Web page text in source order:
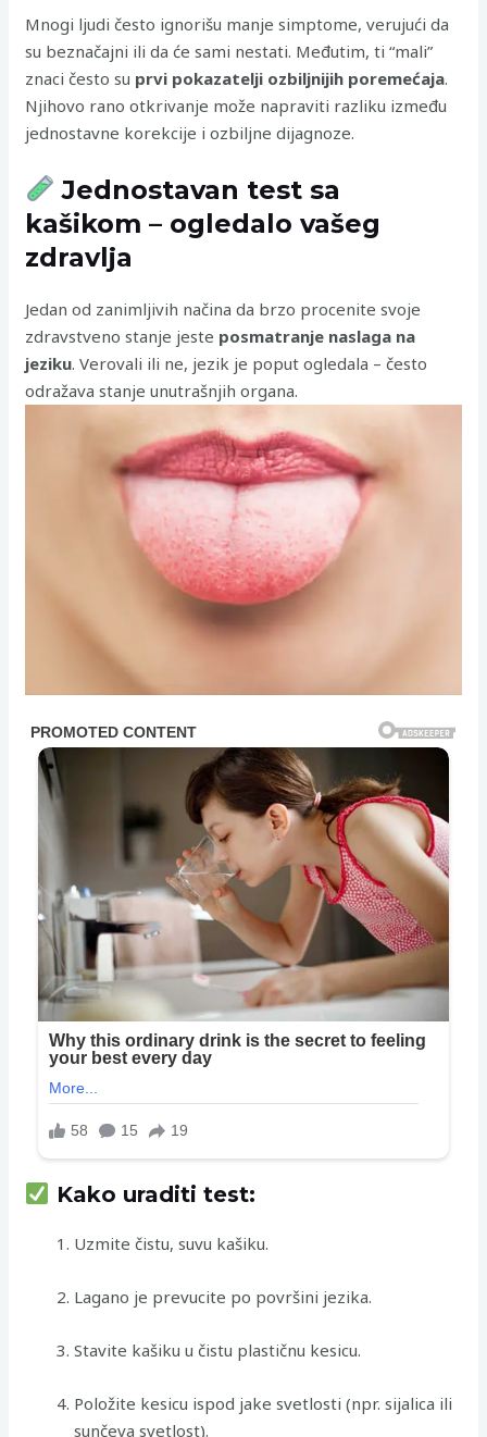
Mnogi ljudi često ignorišu manje simptome, verujući da
su beznačajni ili da će sami nestati. Međutim, ti “mali”
znaci često su prvi pokazatelji ozbiljnijih poremećaja.
Njihovo rano otkrivanje može napraviti razliku između
jednostavne korekcije i ozbiljne dijagnoze.
Jednostavan test sa
kašikom – ogledalo vašeg
zdravlja
Jedan od zanimljivih načina da brzo procenite svoje
zdravstveno stanje jeste posmatranje naslaga na
jeziku. Verovali ili ne, jezik je poput ogledala – često
odražava stanje unutrašnjih organa.
Kako uraditi test:
Uzmite čistu, suvu kašiku.
Lagano je prevucite po površini jezika.
Stavite kašiku u čistu plastičnu kesicu.
Položite kesicu ispod jake svetlosti (npr. sijalica ili
sunčeva svetlost).